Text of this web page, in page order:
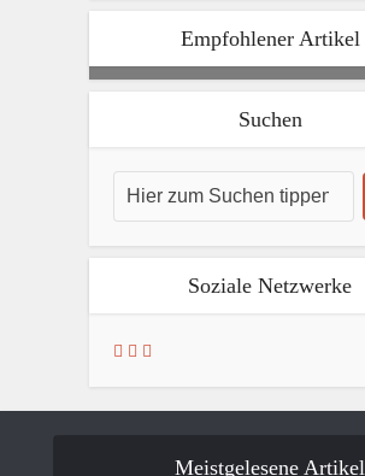
Empfohlener Artikel
Suchen
Soziale Netzwerke
Meistgelesene Artikel